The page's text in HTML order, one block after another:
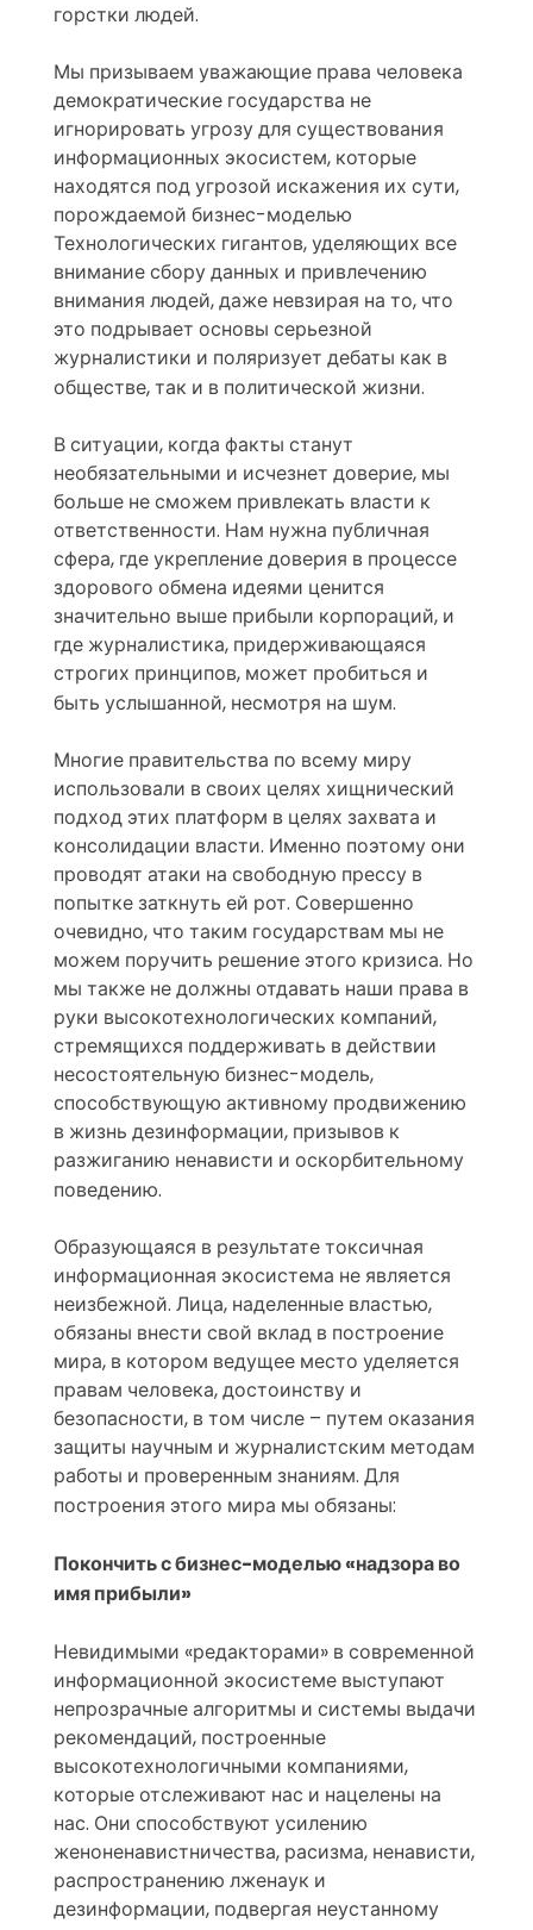
горстки людей.
Мы призываем уважающие права человека
демократические государства не
игнорировать угрозу для существования
информационных экосистем, которые
находятся под угрозой искажения их сути,
порождаемой бизнес-моделью
Технологических гигантов, уделяющих все
внимание сбору данных и привлечению
внимания людей, даже невзирая на то, что
это подрывает основы серьезной
журналистики и поляризует дебаты как в
обществе, так и в политической жизни.
В ситуации, когда факты станут
необязательными и исчезнет доверие, мы
больше не сможем привлекать власти к
ответственности. Нам нужна публичная
сфера, где укрепление доверия в процессе
здорового обмена идеями ценится
значительно выше прибыли корпораций, и
где журналистика, придерживающаяся
строгих принципов, может пробиться и
быть услышанной, несмотря на шум.
Многие правительства по всему миру
использовали в своих целях хищнический
подход этих платформ в целях захвата и
консолидации власти. Именно поэтому они
проводят атаки на свободную прессу в
попытке заткнуть ей рот. Совершенно
очевидно, что таким государствам мы не
можем поручить решение этого кризиса. Но
мы также не должны отдавать наши права в
руки высокотехнологических компаний,
стремящихся поддерживать в действии
несостоятельную бизнес-модель,
способствующую активному продвижению
в жизнь дезинформации, призывов к
разжиганию ненависти и оскорбительному
поведению.
Образующаяся в результате токсичная
информационная экосистема не является
неизбежной. Лица, наделенные властью,
обязаны внести свой вклад в построение
мира, в котором ведущее место уделяется
правам человека, достоинству и
безопасности, в том числе – путем оказания
защиты научным и журналистским методам
работы и проверенным знаниям. Для
построения этого мира мы обязаны:
Покончить с бизнес-моделью «надзора во
имя прибыли»
Невидимыми «редакторами» в современной
информационной экосистеме выступают
непрозрачные алгоритмы и системы выдачи
рекомендаций, построенные
высокотехнологичными компаниями,
которые отслеживают нас и нацелены на
нас. Они способствуют усилению
женоненавистничества, расизма, ненависти,
распространению лженаук и
дезинформации, подвергая неустанному